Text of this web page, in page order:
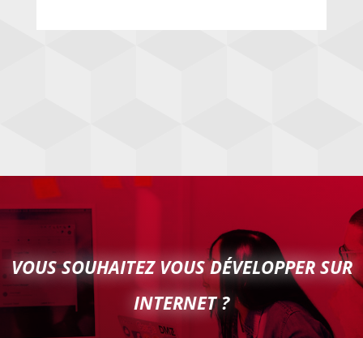
VOUS SOUHAITEZ VOUS DÉVELOPPER SUR
INTERNET ?